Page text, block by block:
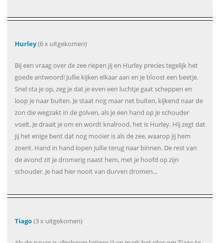
Hurley(6 x uitgekomen)
Bij een vraag over de zee riepen jij en Hurley precies tegelijk het
goede antwoord! Jullie kijken elkaar aan en je bloost een beetje.
Snel sta je op, zeg je dat je even een luchtje gaat scheppen en
loop je naar buiten. Je staat nog maar net buiten, kijkend naar de
zon die wegzakt in de golven, als je een hand op je schouder
voelt. Je draait je om en wordt knalrood, het is Hurley. Hij zegt dat
jij het enige bent dat nog mooier is als de zee, waarop jij hem
zoent. Hand in hand lopen jullie terug naar binnen. De rest van
de avond zit je dromerig naast hem, met je hoofd op zijn
schouder. Je had hier nooit van durven dromen...
Tiago(3 x uitgekomen)